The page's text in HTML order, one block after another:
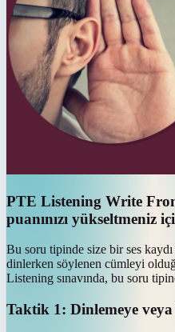
PTE Listening Write
puanınızı yükseltmeniz
Bu soru tipinde size bir ses
dinlerken söylenen cümleyi
Listening sınavında, bu soru
Taktik 1: Dinlemeye